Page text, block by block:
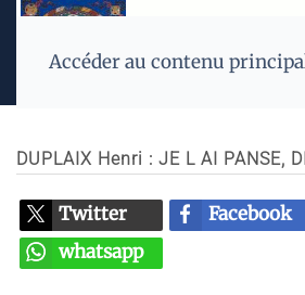
Accéder au contenu
DUPLAIX Henri : JE L AI PANSE,
Twitter Facebook
whatsapp